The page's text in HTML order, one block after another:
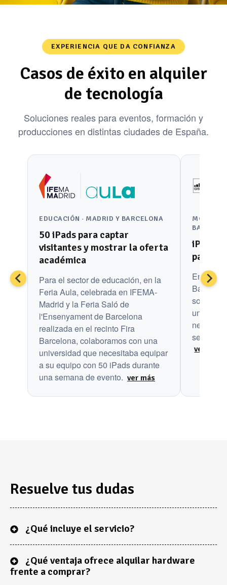
EXPERIENCIA QUE DA CONFIANZA
Casos de éxito en alquiler
de tecnología
Soluciones reales para eventos, formación y
producciones en distintas ciudades de España.
EDUCACIÓN · MADRID Y BARCELONA
50 iPads para captar
visitantes y mostrar la oferta
académica
Para el sector de educación, en la
Feria Aula, celebrada en IFEMA-
Madrid y la Feria Saló de
l'Ensenyament de Barcelona
realizada en el recinto Fira
Barcelona, colaboramos con una
universidad que necesitaba equipar
a su equipo con 50 iPads durante
una semana de evento. ver más
MOBILE
iPads
para
En el
soportes
una
servicios
ver más
Resuelve tus dudas
¿Qué incluye el servicio?
¿Qué ventaja ofrece alquilar hardware
frente a comprar?